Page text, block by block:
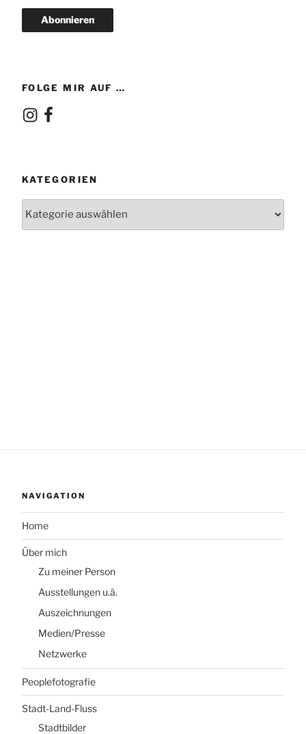
Abonnieren
FOLGE MIR AUF …
Instagram
Facebook
KATEGORIEN
NAVIGATION
Home
Über mich
Zu meiner Person
Ausstellungen u.ä.
Auszeichnungen
Medien/Presse
Netzwerke
Peoplefotografie
Stadt-Land-Fluss
Stadtbilder